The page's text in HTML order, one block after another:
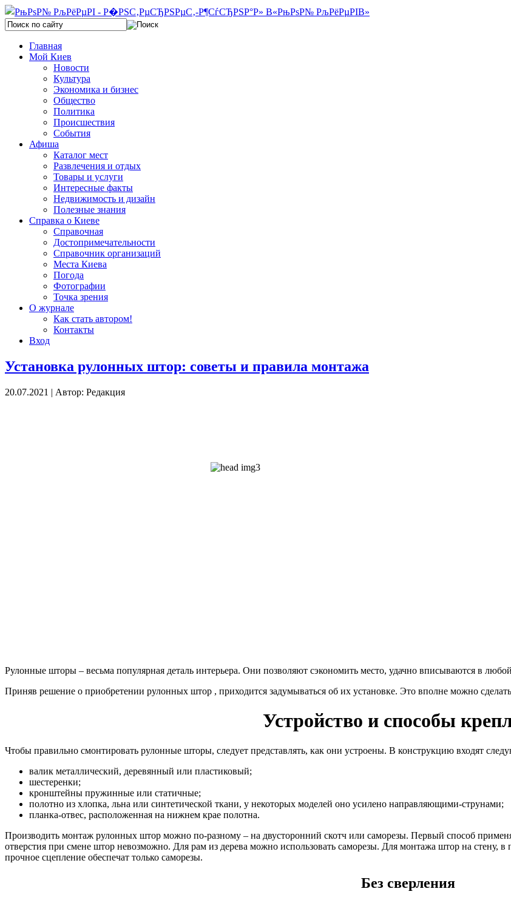
Главная
Мой Киев
Новости
Культура
Экономика и бизнес
Общество
Политика
Происшествия
События
Афиша
Каталог мест
Развлечения и отдых
Товары и услуги
Интересные факты
Недвижимость и дизайн
Полезные знания
Справка о Киеве
Справочная
Достопримечательности
Справочник организаций
Места Киева
Погода
Фотографии
Точка зрения
О журнале
Как стать автором!
Контакты
Вход
Установка рулонных штор: советы и правила монтажа
20.07.2021 | Автор: Редакция
Рулонные шторы – весьма популярная деталь интерьера. Они позволяют сэкономить место, удачно вписываются в
Приняв решение о приобретении рулонных штор , приходится задумываться об их установке. Это вполне можно сделать
Устройство и способы
Чтобы правильно смонтировать рулонные шторы, следует представлять, как они устроены. В конструкцию входят
валик металлический, деревянный или пластиковый;
шестеренки;
кронштейны пружинные или статичные;
полотно из хлопка, льна или синтетической ткани, у некоторых моделей оно усилено направляющими-струнами;
планка-отвес, расположенная на нижнем крае полотна.
Производить монтаж рулонных штор можно по-разному – на двусторонний скотч или саморезы. Первый способ
отверстия при смене штор невозможно. Для рам из дерева можно использовать саморезы. Для монтажа штор на стену,
прочное сцепление обеспечат только саморезы.
Без сверления